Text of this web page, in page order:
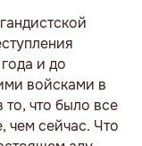
и до
войсками в
что было все
чем сейчас. Что